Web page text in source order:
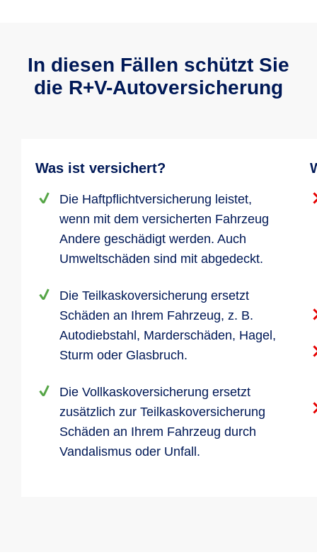
In diesen Fällen schützt Sie
die R+V-Autoversicherung
Was ist versichert?
Die Haftpflichtversicherung leistet,
wenn mit dem versicherten Fahrzeug
Andere geschädigt werden. Auch
Umweltschäden sind mit abgedeckt.
Die Teilkaskoversicherung ersetzt
Schäden an Ihrem Fahrzeug, z. B.
Autodiebstahl, Marderschäden, Hagel,
Sturm oder Glasbruch.
Die Vollkaskoversicherung ersetzt
zusätzlich zur Teilkaskoversicherung
Schäden an Ihrem Fahrzeug durch
Vandalismus oder Unfall.